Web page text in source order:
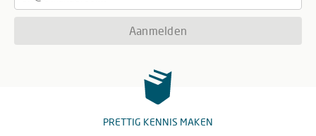
Aanmelden
PRETTIG KENNIS MAKEN